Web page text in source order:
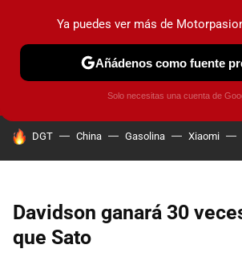
PRUEBAS COCHES ELÉCTRICOS
HOY SE HABLA DE
DGT China Gasolina Xiaomi
Davidson ganará 30
que Sato
Ya puedes ver más de
Añádenos como fuente
Solo necesitas una cuenta de